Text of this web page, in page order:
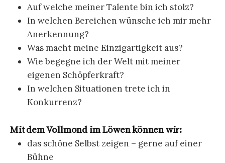
Auf welche meiner Talente bin ich stolz?
In welchen Bereichen wünsche ich mir mehr
Anerkennung?
Was macht meine Einzigartigkeit aus?
Wie begegne ich der Welt mit meiner
eigenen Schöpferkraft?
In welchen Situationen trete ich in
Konkurrenz?
Mit dem Vollmond im Löwen können wir:
das schöne Selbst zeigen – gerne auf einer
Bühne